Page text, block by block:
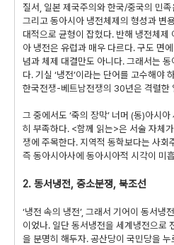
질서, 일본 제국주의와 한국/중국의 민
그리고 동아시아 냉전체제의 형성과 변
대적으로 균형이 잡혔다. 반해 냉전체제
아 냉전은 유럽과 매우 다르다. 구도 면
념과 체제 대결만도 아니다. 그래서는
다. 기실 ‘냉전’이라는 단어를 고수해야
한국전쟁-베트남전쟁의 30년은 격렬한
그 중에서도 ‘죽의 장막’ 너머 (동)아시
히 부족하다. <함께 읽는>은 서술 자체
쟁에 주목한다. 지역적 동학보다는 사회
즉 동아시아사에 동아시아적 시각이 미
2. 동서냉전, 중소분쟁, 북조선
‘냉전 속의 냉전’, 그래서 기어이 동서냉
이었나. 일단 동서냉전을 세계냉전으로
을 분명히 해두자. 공산당이 국민당을